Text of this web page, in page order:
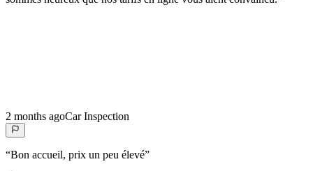
2 months agoCar Inspection
“Bon accueil, prix un peu élevé”